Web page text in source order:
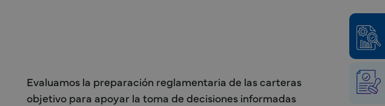
Evaluamos la preparación reglamentaria de las carteras
objetivo para apoyar la toma de decisiones informadas